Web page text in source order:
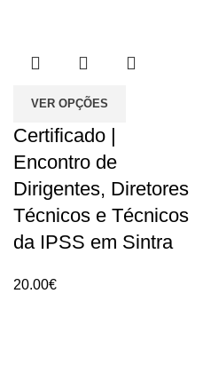
VER OPÇÕES
Certificado |
Encontro de
Dirigentes, Diretores
Técnicos e Técnicos
da IPSS em Sintra
20.00€